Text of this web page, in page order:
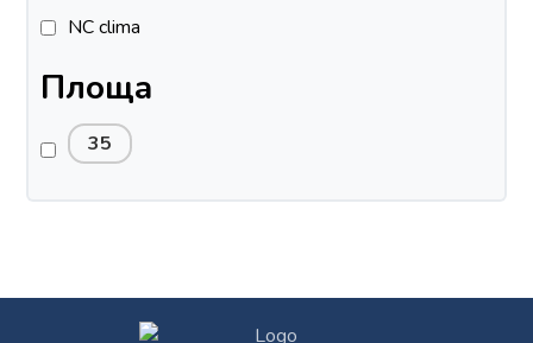
NC clima
Площа
35